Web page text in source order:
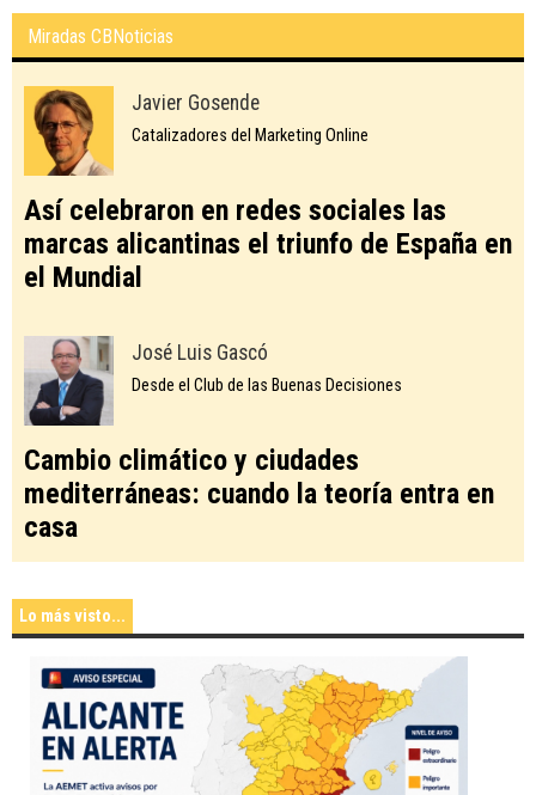
Miradas CBNoticias
Javier Gosende
Catalizadores del Marketing Online
Así celebraron en redes sociales las
marcas alicantinas el triunfo de España en
el Mundial
José Luis Gascó
Desde el Club de las Buenas Decisiones
Cambio climático y ciudades
mediterráneas: cuando la teoría entra en
casa
Lo más visto...